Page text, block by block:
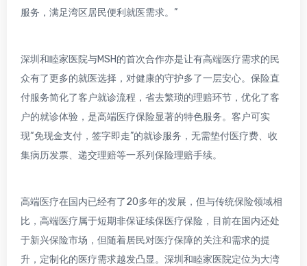
服务，满足湾区居民便利就医需求。”
深圳和睦家医院与MSH的首次合作亦是让有高端医疗需求的民
众有了更多的就医选择，对健康的守护多了一层安心。保险直
付服务简化了客户就诊流程，省去繁琐的理赔环节，优化了客
户的就诊体验，是高端医疗保险显著的特色服务。客户可实
现“免现金支付，签字即走”的就诊服务，无需垫付医疗费、收
集病历发票、递交理赔等一系列保险理赔手续。
高端医疗在国内已经有了20多年的发展，但与传统保险领域相
比，高端医疗属于短期非保证续保医疗保险，目前在国内还处
于新兴保险市场，但随着居民对医疗保障的关注和需求的提
升，定制化的医疗需求越发凸显。深圳和睦家医院定位为大湾